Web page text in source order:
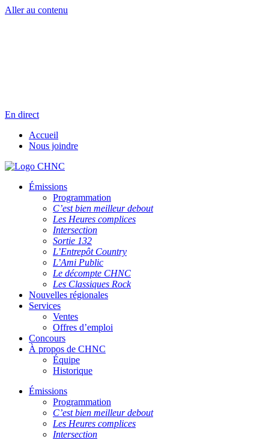
Aller au contenu
En direct
Accueil
Nous joindre
Émissions
Programmation
C’est bien meilleur debout
Les Heures complices
Intersection
Sortie 132
L’Entrepôt Country
L’Ami Public
Le décompte CHNC
Les Classiques Rock
Nouvelles régionales
Services
Ventes
Offres d’emploi
Concours
À propos de CHNC
Équipe
Historique
Émissions
Programmation
C’est bien meilleur debout
Les Heures complices
Intersection